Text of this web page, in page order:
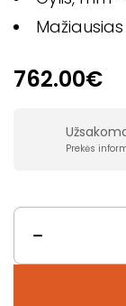
762.00€
Prekės